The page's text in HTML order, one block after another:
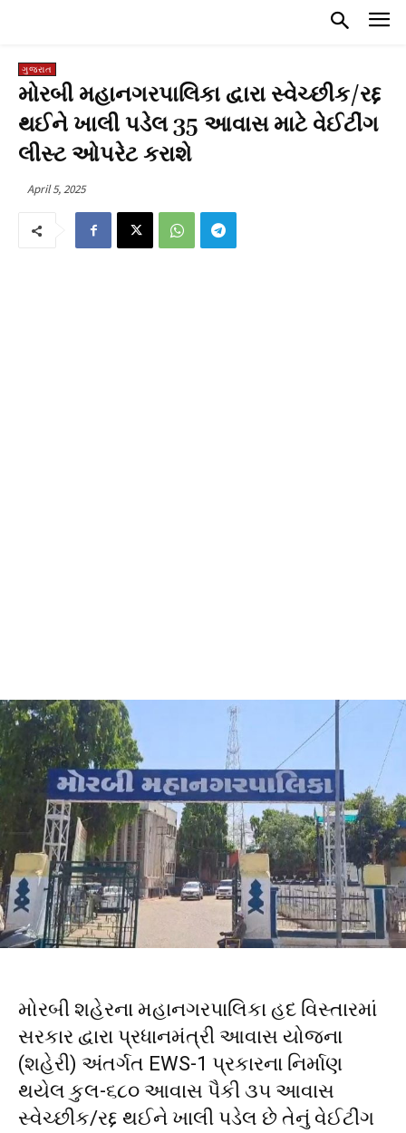
ગુજરાત
મોરબી મહાનગરપાલિકા દ્વારા સ્વેચ્છીક/રદ્દ
થઈને ખાલી પડેલ 35 આવાસ માટે વેઈટીંગ
લીસ્ટ ઓપરેટ કરાશે
April 5, 2025
મોરબી શહેરના મહાનગરપાલિકા હદ વિસ્તારમાં
સરકાર દ્વારા પ્રધાનમંત્રી આવાસ યોજના
(શહેરી) અંતર્ગત EWS-1 પ્રકારના નિર્માણ
થયેલ કુલ-૬૮૦ આવાસ પૈકી ૩૫ આવાસ
સ્વેચ્છીક/રદ્દ થઈને ખાલી પડેલ છે તેનું વેઈટીંગ